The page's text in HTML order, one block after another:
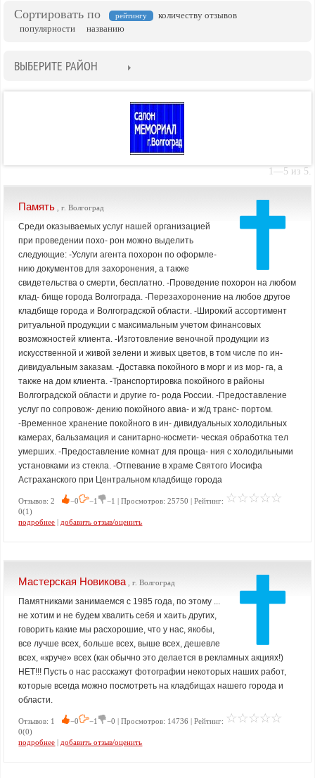
Сортировать по рейтингу
количеству отзывов
популярности
названию
ВЫБЕРИТЕ РАЙОН
1—5 из 5.
Память , г. Волгоград
Среди оказываемых услуг нашей организацией
при проведении похо- рон можно выделить
следующие: -Услуги агента похорон по оформле-
нию документов для захоронения, а также
свидетельства о смерти, бесплатно. -Проведение похорон на любом
клад- бище города Волгограда. -Перезахоронение на любое другое
кладбище города и Волгоградской области. -Широкий ассортимент
ритуальной продукции с максимальным учетом финансовых
возможностей клиента. -Изготовление веночной продукции из
искусственной и живой зелени и живых цветов, в том числе по ин-
дивидуальным заказам. -Доставка покойного в морг и из мор- га, а
также на дом клиента. -Транспортировка покойного в районы
Волгоградской области и другие го- рода России. -Предоставление
услуг по сопровож- дению покойного авиа- и ж/д транс- портом.
-Временное хранение покойного в ин- дивидуальных холодильных
камерах, бальзамация и санитарно-космети- ческая обработка тел
умерших. -Предоставление комнат для проща- ния с холодильными
установками из стекла. -Отпевание в храме Святого Иосифа
Астраханского при Центральном кладбище города
Отзывов: 2 −0 −1
−1 | Просмотров: 25750 | Рейтинг:
0(1)
подробнее | добавить отзыв/оценить
Мастерская Новикова , г. Волгоград
Памятниками занимаемся с 1985 года, по этому ...
не хотим и не будем хвалить себя и хаить других,
говорить какие мы расхорошие, что у нас, якобы,
все лучше всех, больше всех, выше всех, дешевле
всех, «круче» всех (как обычно это делается в рекламных акциях!)
НЕТ!!! Пусть о нас расскажут фотографии некоторых наших работ,
которые всегда можно посмотреть на кладбищах нашего города и
области.
Отзывов: 1 −0 −1
−0 | Просмотров: 14736 | Рейтинг:
0(0)
подробнее | добавить отзыв/оценить